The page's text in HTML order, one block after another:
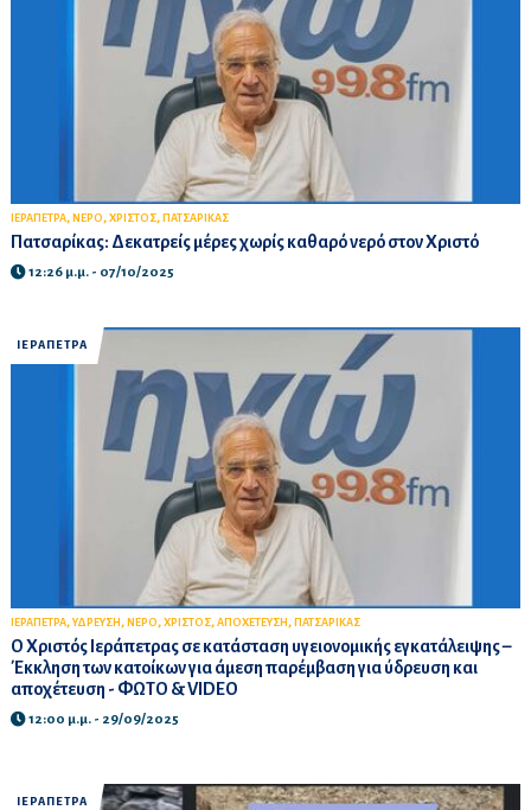
ΙΕΡΑΠΕΤΡΑ, ΝΕΡΟ, ΧΡΙΣΤΟΣ, ΠΑΤΣΑΡΙΚΑΣ
Πατσαρίκας: Δεκατρείς μέρες χωρίς καθαρό νερό στον Χριστό
12:26 μ.μ. - 07/10/2025
ΙΕΡΑΠΕΤΡΑ
ΙΕΡΑΠΕΤΡΑ, ΥΔΡΕΥΣΗ , ΝΕΡΟ, ΧΡΙΣΤΟΣ, ΑΠΟΧΕΤΕΥΣΗ , ΠΑΤΣΑΡΙΚΑΣ
Ο Χριστός Ιεράπετρας σε κατάσταση υγειονομικής εγκατάλειψης –
Έκκληση των κατοίκων για άμεση παρέμβαση για ύδρευση και
αποχέτευση - ΦΩΤΟ & VIDEO
12:00 μ.μ. - 29/09/2025
ΙΕΡΑΠΕΤΡΑ